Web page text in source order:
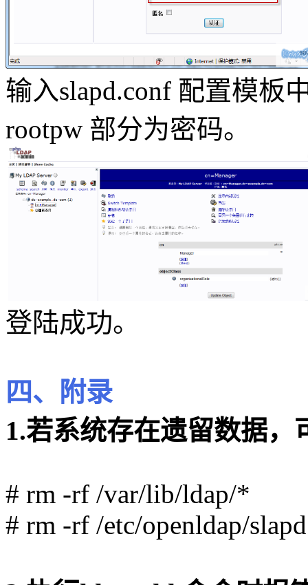
输入slapd.conf 配置模板
rootpw 部分为密码。
登陆成功。
四、附录
1.若系统存在遗留数据
# rm -rf /var/lib/ldap/*
# rm -rf /etc/openldap/